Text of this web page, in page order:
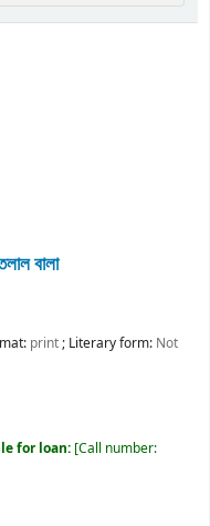
বালা
print; Literary form: Not
for loan: Call number: